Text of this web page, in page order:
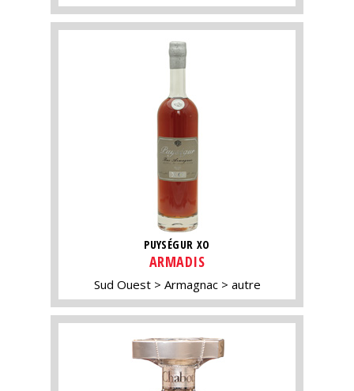
PUYSÉGUR XO
ARMADIS
Sud Ouest Armagnac autre